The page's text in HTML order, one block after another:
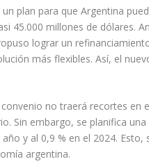
plan para que Argentina
45.000 millones de dólares.
lograr un
más flexibles. Así, el
no traerá recortes
Sin embargo, se planifica
y al 0,9 % en el 2024.
argentina.